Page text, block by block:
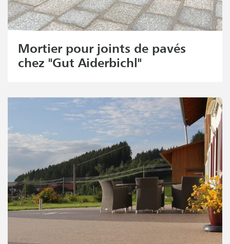
Mortier pour joints de pavés
chez "Gut Aiderbichl"